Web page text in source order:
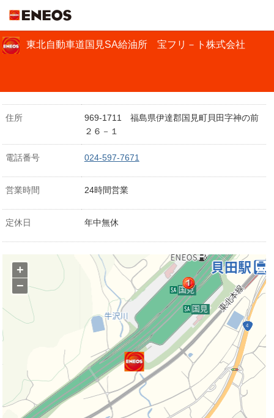
東北自動車道国見SA給油所 宝フリ－ト株式会社
住所
969-1711 福島県伊達郡国見町貝田字神の前
２６－１
電話番号 024-597-7671
営業時間 24時間営業
定休日 年中無休
+
−